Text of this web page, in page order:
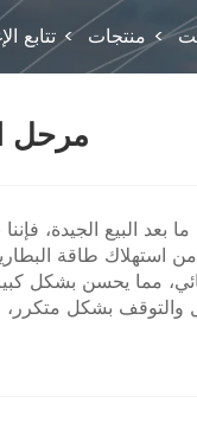
منتجات تتابع
مرحل
بعد البيع الجيدة،
استهلاك طاقة
مما يحسن بشكل
بشكل متكرر،